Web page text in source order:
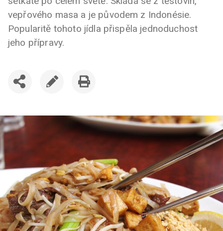
vepřového masa a je původem z Indonésie.
Popularitě tohoto jídla přispěla jednoduchost
jeho přípravy.